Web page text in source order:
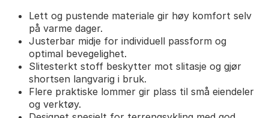
Lett og pustende materiale gir høy komfort selv
på varme dager.
Justerbar midje for individuell passform og
optimal bevegelighet.
Slitesterkt stoff beskytter mot slitasje og gjør
shortsen langvarig i bruk.
Flere praktiske lommer gir plass til små eiendeler
og verktøy.